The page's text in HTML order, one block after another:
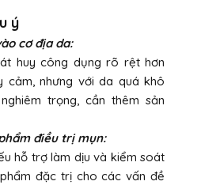
ý
cơ địa da:
huy công dụng rõ rệt hơn
cảm, nhưng với da quá khô
trọng, cần thêm sản
điều trị mụn:
hỗ trợ làm dịu và kiểm soát
đặc trị cho các vấn đề